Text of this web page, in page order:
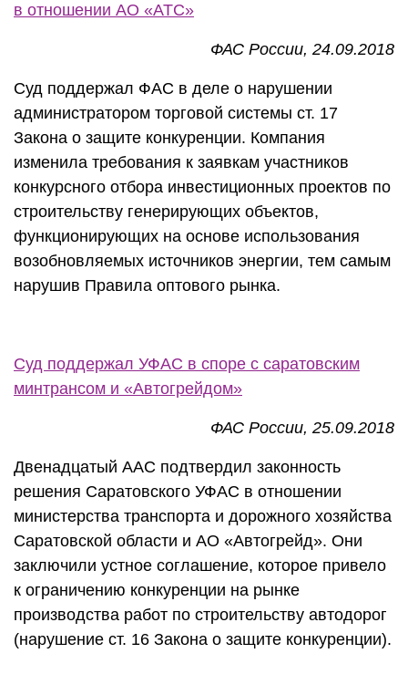
в отношении АО «АТС»
ФАС России, 24.09.2018
Суд поддержал ФАС в деле о нарушении
администратором торговой системы ст. 17
Закона о защите конкуренции. Компания
изменила требования к заявкам участников
конкурсного отбора инвестиционных проектов по
строительству генерирующих объектов,
функционирующих на основе использования
возобновляемых источников энергии, тем самым
нарушив Правила оптового рынка.
Суд поддержал УФАС в споре с саратовским
минтрансом и «Автогрейдом»
ФАС России, 25.09.2018
Двенадцатый ААС подтвердил законность
решения Саратовского УФАС в отношении
министерства транспорта и дорожного хозяйства
Саратовской области и АО «Автогрейд». Они
заключили устное соглашение, которое привело
к ограничению конкуренции на рынке
производства работ по строительству автодорог
(нарушение ст. 16 Закона о защите конкуренции).